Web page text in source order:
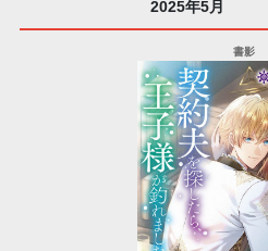
2025年5月